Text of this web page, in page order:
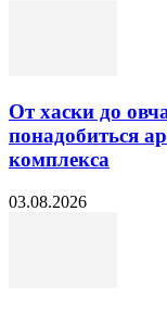
От хаски до
понадобиться
комплекса
03.08.2026